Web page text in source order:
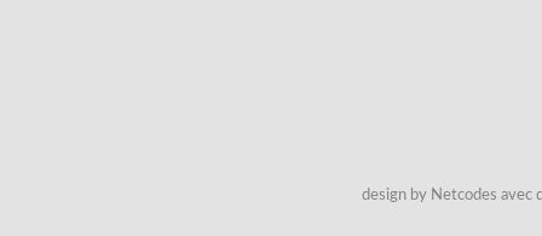
design by Netcodes avec